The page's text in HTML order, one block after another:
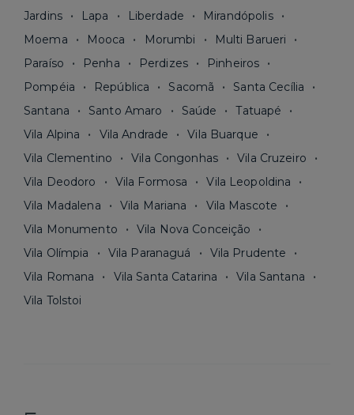
Jardins
Lapa Liberdade
Mirandópolis
Moema
Mooca Morumbi
Multi Barueri
Paraíso
Penha Perdizes
Pinheiros
Pompéia
República Sacomã
Santa Cecília
Santana
Santo Amaro Saúde
Tatuapé
Vila Alpina
Vila Andrade
Vila Buarque
Vila Clementino
Vila Congonhas
Vila Cruzeiro
Vila Deodoro
Vila Formosa
Vila Leopoldina
Vila Madalena
Vila Mariana
Vila Mascote
Vila Monumento
Vila Nova Conceição
Vila Olímpia
Vila Paranaguá
Vila Prudente
Vila Romana
Vila Santa Catarina
Vila Santana
Vila Tolstoi